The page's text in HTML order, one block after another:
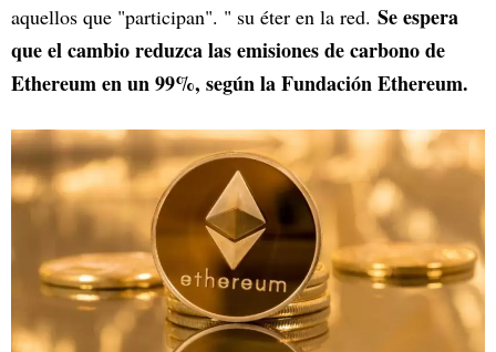
aquellos que "participan". " su éter en la red. Se espera
que el cambio reduzca las emisiones de carbono de
Ethereum en un 99%, según la Fundación Ethereum.